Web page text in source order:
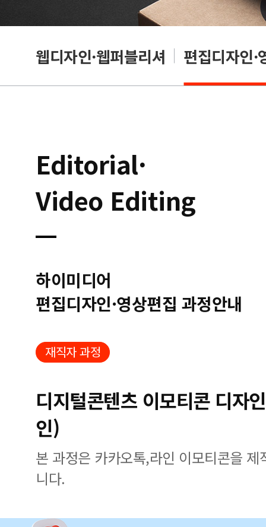
웹디자인·웹퍼블리셔 편집디자인·
Editorial·
Video Editing
하이미디어
편집디자인·영상편집 과정안내
재직자 과정
디지털콘텐츠 이모티콘 디자
인)
본 과정은 카카오톡,라인 이모티콘을
니다.